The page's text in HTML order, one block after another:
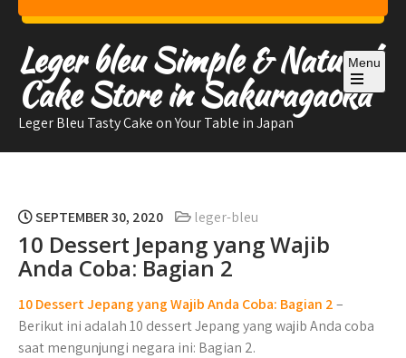
Skip
content
Leger bleu Simple & Natural
Cake Store in Sakuragaoka
Leger Bleu Tasty Cake on Your Table in Japan
Menu
Open
the
SEPTEMBER 30, 2020 leger-bleu
10 Dessert Jepang yang Wajib
Anda Coba: Bagian 2
10 Dessert Jepang yang Wajib Anda Coba: Bagian 2–
Berikut ini adalah 10 dessert Jepang yang wajib Anda coba
saat mengunjungi negara ini: Bagian 2.